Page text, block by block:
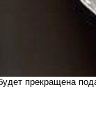
прекращена